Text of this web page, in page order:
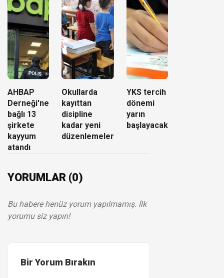
AHBAP
Derneği'ne
bağlı 13
şirkete
kayyum
atandı
Okullarda
kayıttan
disipline
kadar yeni
düzenlemeler
YKS tercih
dönemi
yarın
başlayacak
YORUMLAR (0)
Bu habere henüz yorum yapılmamış. İlk
yorumu siz yapın!
Bir Yorum Bırakın